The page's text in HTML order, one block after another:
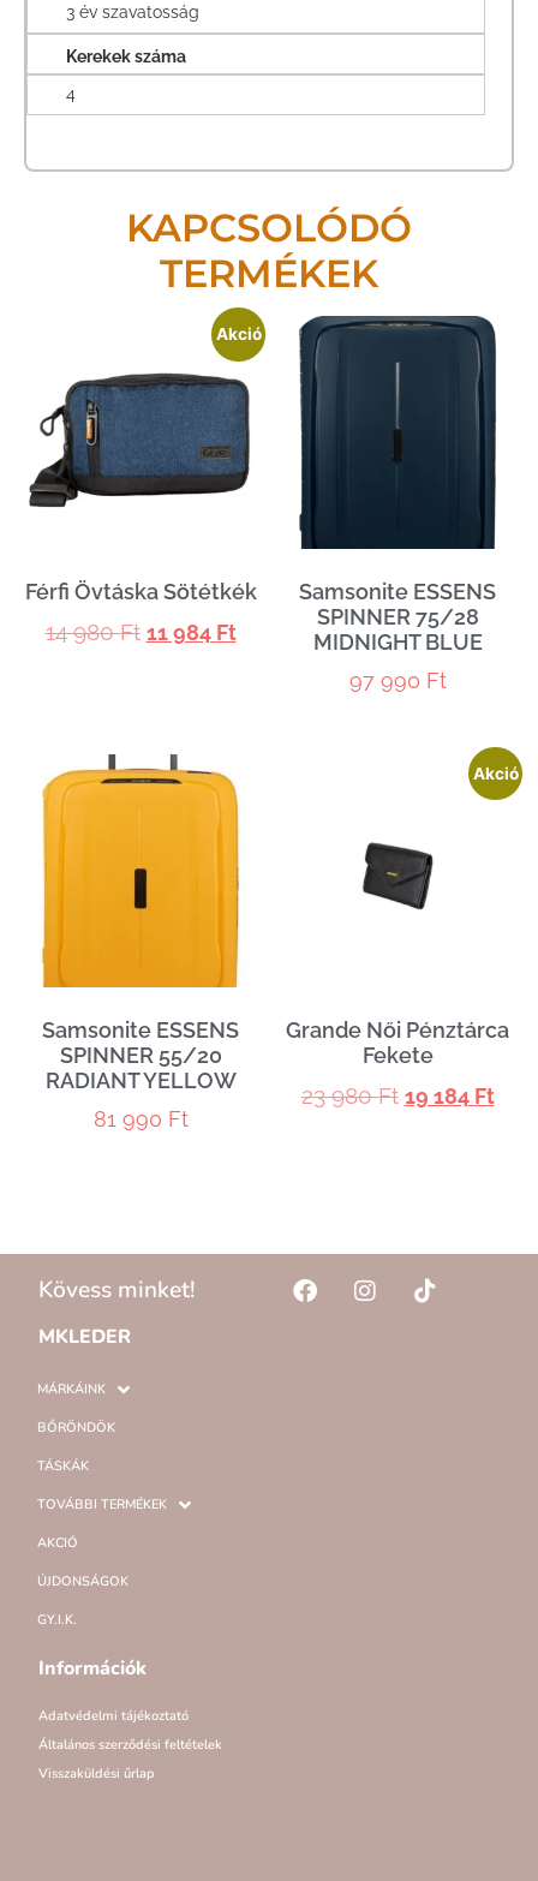
3 év szavatosság
Kerekek száma
4
KAPCSOLÓDÓ
TERMÉKEK
Akció
Férfi Övtáska Sötétkék
14 980Ft 11 984 Ft
Samsonite ESSENS
SPINNER 75/28
MIDNIGHT BLUE
97 990 Ft
Samsonite ESSENS
SPINNER 55/20
RADIANT YELLOW
81 990 Ft
Akció
Grande Női Pénztárca
Fekete
23 980Ft 19 184 Ft
Kövess minket!
MKLEDER
MÁRKÁINK
BŐRÖNDÖK
TÁSKÁK
TOVÁBBI TERMÉKEK
AKCIÓ
ÚJDONSÁGOK
GY.I.K.
Információk
Adatvédelmi tájékoztató
Általános szerződési feltételek
Visszaküldési űrlap